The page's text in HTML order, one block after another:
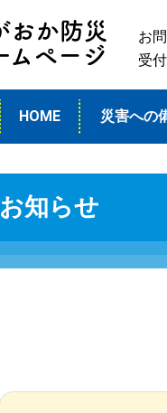
お
受
HOME 災害への
お知らせ